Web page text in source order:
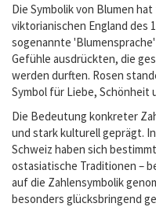
Die Symbolik von Blumen
viktorianischen England des
sogenannte
Gefühle ausdrückten, die
werden durften. Rosen
Symbol für Liebe, Schönheit
Die Bedeutung konkreter
und stark kulturell geprägt.
Schweiz haben sich
ostasiatische Traditionen –
auf die Zahlensymbolik
besonders glücksbringend